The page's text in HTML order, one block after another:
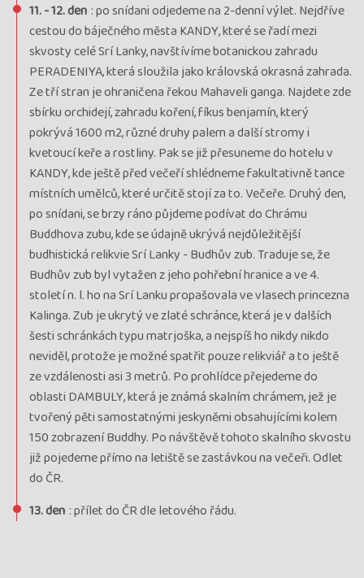
11. - 12. den : po snídani odjedeme na 2-denní výlet. Nejdříve
cestou do báječného města KANDY, které se řadí mezi
skvosty celé Srí Lanky, navštívíme botanickou zahradu
PERADENIYA, která sloužila jako královská okrasná zahrada.
Ze tří stran je ohraničena řekou Mahaveli ganga. Najdete zde
sbírku orchidejí, zahradu koření, fíkus benjamín, který
pokrývá 1600 m2, různé druhy palem a další stromy i
kvetoucí keře a rostliny. Pak se již přesuneme do hotelu v
KANDY, kde ještě před večeří shlédneme fakultativně tance
místních umělců, které určitě stojí za to. Večeře. Druhý den,
po snídani, se brzy ráno půjdeme podívat do Chrámu
Buddhova zubu, kde se údajně ukrývá nejdůležitější
budhistická relikvie Srí Lanky - Budhův zub. Traduje se, že
Budhův zub byl vytažen z jeho pohřební hranice a ve 4.
století n. l. ho na Srí Lanku propašovala ve vlasech princezna
Kalinga. Zub je ukrytý ve zlaté schránce, která je v dalších
šesti schránkách typu matrjoška, a nejspíš ho nikdy nikdo
neviděl, protože je možné spatřit pouze relikviář a to ještě
ze vzdálenosti asi 3 metrů. Po prohlídce přejedeme do
oblasti DAMBULY, která je známá skalním chrámem, jež je
tvořený pěti samostatnými jeskyněmi obsahujícími kolem
150 zobrazení Buddhy. Po návštěvě tohoto skalního skvostu
již pojedeme přímo na letiště se zastávkou na večeři. Odlet
do ČR.
13. den : přílet do ČR dle letového řádu.